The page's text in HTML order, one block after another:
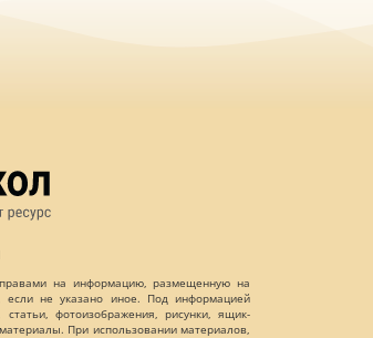
на информацию, размещенную на
если не указано иное. Под информацией
фотоизображения, рисунки, ящик-
При использовании материалов,